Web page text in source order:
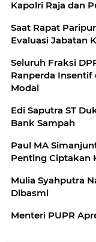
Kapolri Raja dan
Saat Rapat
Evaluasi Jabatan
Seluruh Fraksi
Ranperda
Modal
Edi Saputra ST
Bank Sampah
Paul MA
Penting Ciptakan
Mulia Syahputra
Dibasmi
Menteri PUPR